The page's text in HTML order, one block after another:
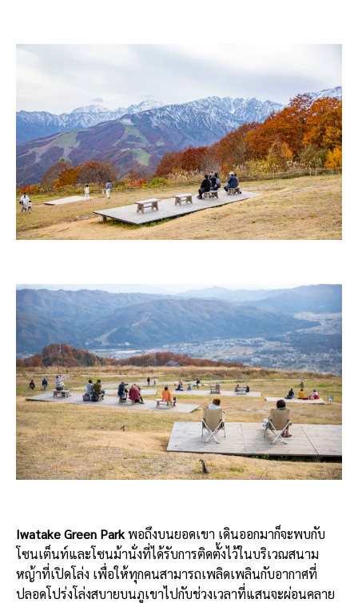
Iwatake Green Parkพอถึงบนยอดเขา เดินออกมาก็จะพบกับ
โซนเต็นท์และโซนม้านั่งที่ได้รับการติดตั้งไว้ในบริเวณสนาม
หญ้าที่เปิดโล่ง เพื่อให้ทุกคนสามารถเพลิดเพลินกับอากาศที่
ปลอดโปร่งโล่งสบายบนภูเขาไปกับช่วงเวลาที่แสนจะผ่อนคลาย